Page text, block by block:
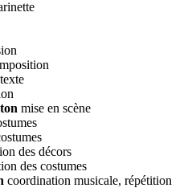
texte
mise en scène
des décors
des costumes
coordination musicale, répétition